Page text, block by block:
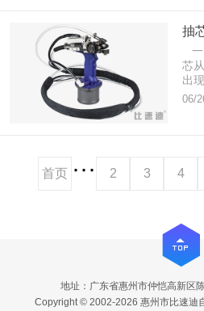
一
芯
出
贯
06/
首页 ··· 2 3 4
地址：广东省惠州市仲恺高新区
Copyright © 2002-2026 惠州市比速迪